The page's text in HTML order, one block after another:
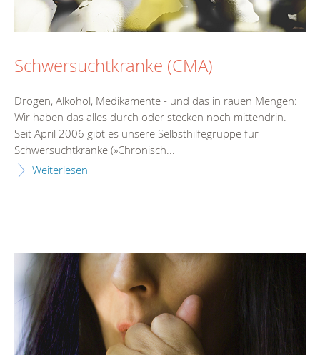
Schwersuchtkranke (CMA)
Drogen, Alkohol, Medikamente - und das in rauen Mengen:
Wir haben das alles durch oder stecken noch mittendrin.
Seit April 2006 gibt es unsere Selbsthilfegruppe für
Schwersuchtkranke (»Chronisch...
Weiterlesen